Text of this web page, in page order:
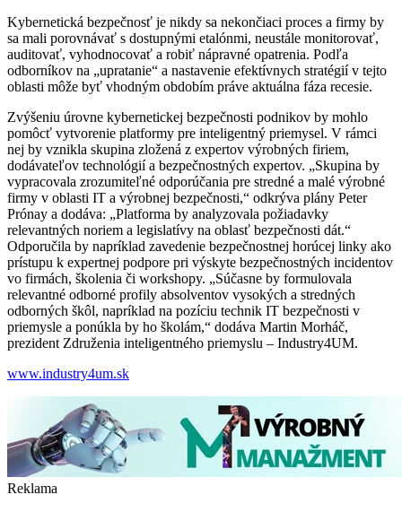
Kybernetická bezpečnosť je nikdy sa nekončiaci proces a firmy by
sa mali porovnávať s dostupnými etalónmi, neustále monitorovať,
auditovať, vyhodnocovať a robiť nápravné opatrenia. Podľa
odborníkov na „upratanie“ a nastavenie efektívnych stratégií v tejto
oblasti môže byť vhodným obdobím práve aktuálna fáza recesie.
Zvýšeniu úrovne kybernetickej bezpečnosti podnikov by mohlo
pomôcť vytvorenie platformy pre inteligentný priemysel. V rámci
nej by vznikla skupina zložená z expertov výrobných firiem,
dodávateľov technológií a bezpečnostných expertov. „Skupina by
vypracovala zrozumiteľné odporúčania pre stredné a malé výrobné
firmy v oblasti IT a výrobnej bezpečnosti,“ odkrýva plány Peter
Prónay a dodáva: „Platforma by analyzovala požiadavky
relevantných noriem a legislatívy na oblasť bezpečnosti dát.“
Odporučila by napríklad zavedenie bezpečnostnej horúcej linky ako
prístupu k expertnej podpore pri výskyte bezpečnostných incidentov
vo firmách, školenia či workshopy. „Súčasne by formulovala
relevantné odborné profily absolventov vysokých a stredných
odborných škôl, napríklad na pozíciu technik IT bezpečnosti v
priemysle a ponúkla by ho školám,“ dodáva Martin Morháč,
prezident Združenia inteligentného priemyslu – Industry4UM.
www.industry4um.sk
Reklama